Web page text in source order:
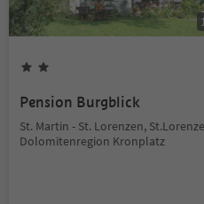
Pension Burgblick
St. Martin - St. Lorenzen,
Dolomitenregion Kronplatz